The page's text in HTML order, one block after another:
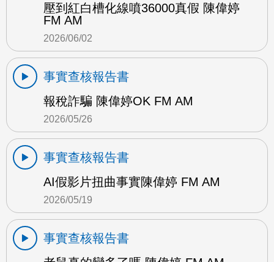
壓到紅白槽化線噴36000真假 陳偉婷
FM AM
2026/06/02
事實查核報告書
報稅詐騙 陳偉婷OK FM AM
2026/05/26
事實查核報告書
AI假影片扭曲事實陳偉婷 FM AM
2026/05/19
事實查核報告書